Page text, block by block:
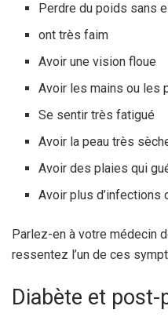
Perdre du poids sans
ont très faim
Avoir une vision floue
Avoir les mains ou les
Se sentir très fatigué
Avoir la peau très
Avoir des plaies qui
Avoir plus d’infections
Parlez-en à votre médecin
ressentez l’un de ces
Diabète et post-